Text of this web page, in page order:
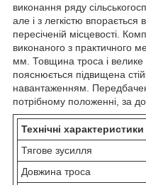
виконання ряду
але і з легкістю впорається
пересіченій місцевості.
виконаного з практичного
мм. Товщина троса і
пояснюється підвищена
навантаженням.
потрібному положенні, за
Технічні характеристики
Тягове зусилля
Довжина троса